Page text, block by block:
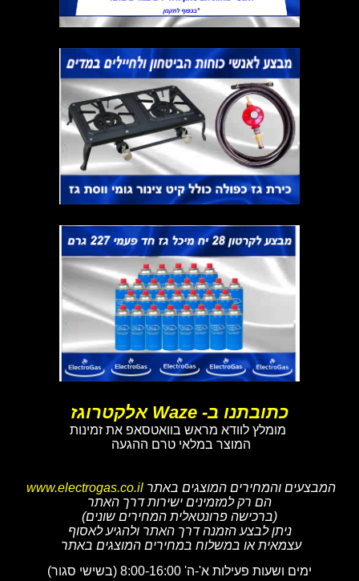
כתובתנו ב- Waze אלקטרוגז
מומלץ לוודא מראש בוואטסאפ את זמינות
המוצר במלאי טרם ההגעה
המבצעים והמחירים המוצגים באתר www.electrogas.co.il
הם רק למזמינים ישירות דרך האתר
(ברכישה פרונטאלית המחירים שונים)
ניתן לבצע הזמנה דרך האתר ולהגיע לאסוף
עצמאית או במשלוח במחירים המוצגים באתר
ימים ושעות פעילות א'-ה' 8:00-16:00 (בשישי סגור)